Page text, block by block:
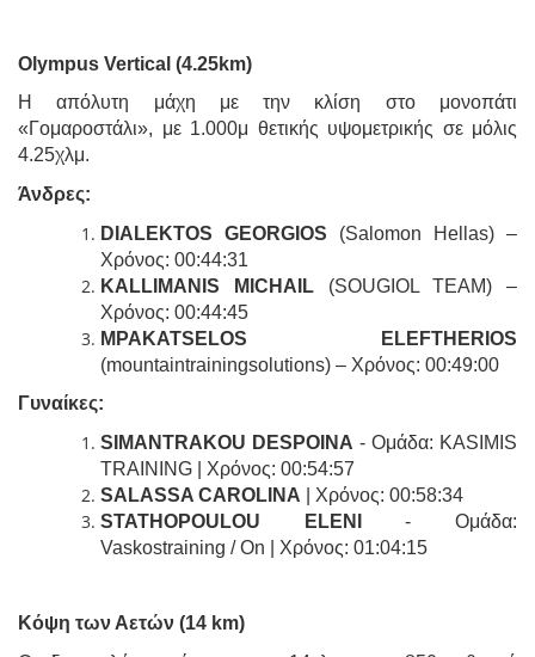
Olympus Vertical (4.25km)
Η απόλυτη μάχη με την κλίση στο μονοπάτι
«Γομαροστάλι», με 1.000μ θετικής υψομετρικής σε μόλις
4.25χλμ.
Άνδρες:
DIALEKTOS GEORGIOS (Salomon Hellas) –
Χρόνος: 00:44:31
KALLIMANIS MICHAIL(SOUGIOL TEAM) –
Χρόνος: 00:44:45
MPAKATSELOS ELEFTHERIOS
(mountaintrainingsolutions) – Χρόνος: 00:49:00
Γυναίκες:
SIMANTRAKOU DESPOINA - Ομάδα: KASIMIS
TRAINING | Χρόνος: 00:54:57
SALASSA CAROLINA | Χρόνος: 00:58:34
STATHOPOULOU ELENI
- Ομάδα:
Vaskostraining / On | Χρόνος: 01:04:15
Κόψη των Αετών (14 km)